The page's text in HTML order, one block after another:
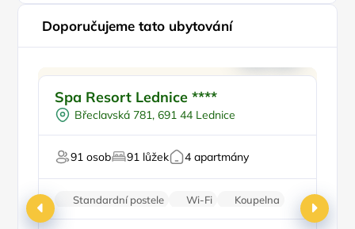
Doporučujeme tato ubytování
Polopenze
Vířivka
Pro milovníky historie
Pro relaxaci
Spa Resort Lednice ****
Břeclavská 781, 691 44 Lednice
91 osob 91 lůžek 4 apartmány
Standardní postele Wi-Fi
Koupelna
Rodinné pokoje
Parkování zdarma